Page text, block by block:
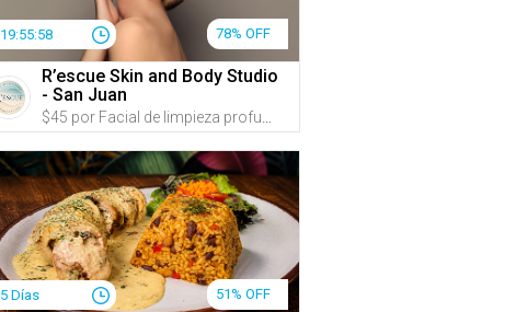
19:55:57 78% OFF
R’escue Skin and Body Studio
- San Juan
5 Días 51% OFF